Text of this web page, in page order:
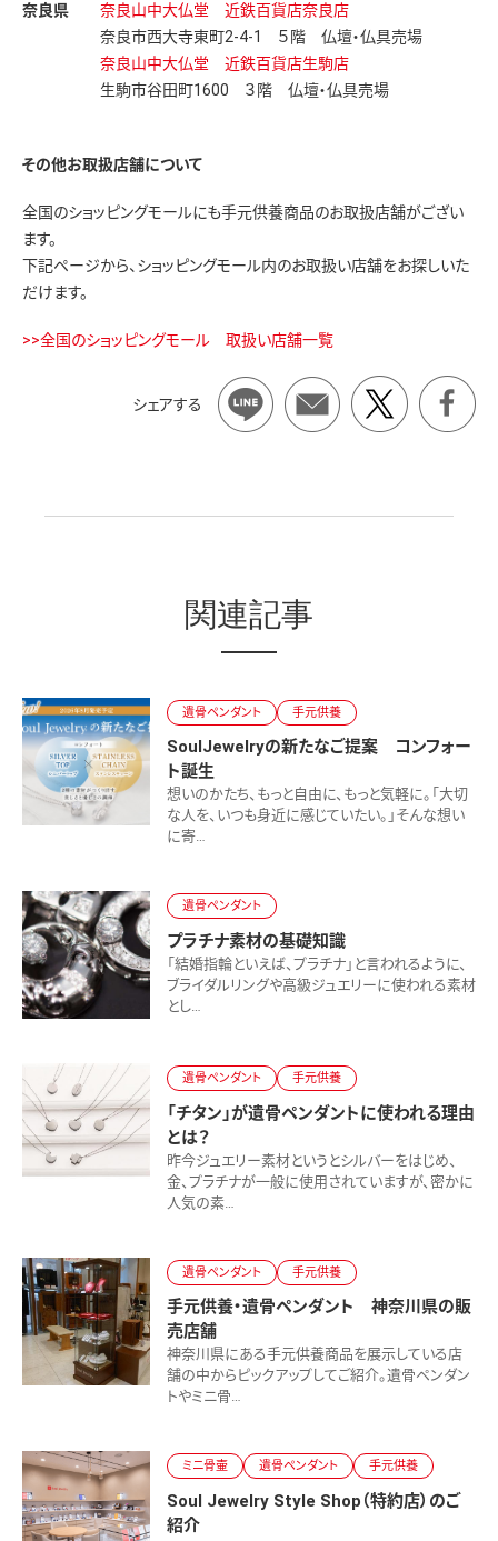
奈良県
奈良山中大仏堂 近鉄百貨店奈良店
奈良市西大寺東町2-4-1 ５階 仏壇・仏具売場
奈良山中大仏堂 近鉄百貨店生駒店
生駒市谷田町1600 ３階 仏壇・仏具売場
その他お取扱店舗について
全国のショッピングモールにも手元供養商品のお取扱店舗がござい
ます。
下記ページから、ショッピングモール内のお取扱い店舗をお探しいた
だけます。
>>全国のショッピングモール 取扱い店舗一覧
シェアする
関連記事
遺骨ペンダント 手元供養
SoulJewelryの新たなご提案 コンフォー
ト誕生
想いのかたち、もっと自由に、もっと気軽に。「大切
な人を、いつも身近に感じていたい。」そんな想い
に寄…
遺骨ペンダント
プラチナ素材の基礎知識
「結婚指輪といえば、プラチナ」と言われるように、
ブライダルリングや高級ジュエリーに使われる素材
とし…
遺骨ペンダント 手元供養
「チタン」が遺骨ペンダントに使われる理由
とは？
昨今ジュエリー素材というとシルバーをはじめ、
金、プラチナが一般に使用されていますが、密かに
人気の素…
遺骨ペンダント 手元供養
手元供養・遺骨ペンダント 神奈川県の販
売店舗
神奈川県にある手元供養商品を展示している店
舗の中からピックアップしてご紹介。遺骨ペンダン
トやミニ骨…
ミニ骨壷 遺骨ペンダント 手元供養
Soul Jewelry Style Shop（特約店）のご
紹介